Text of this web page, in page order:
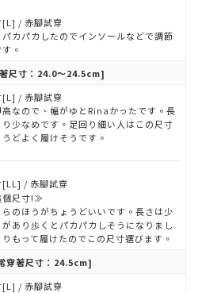
[L] / 赤腳試穿
カパカしたのでインソールなどで調節
。
尺寸：24.0～24.5cm]
[L] / 赤腳試穿
なので、幅がゆとRinaかったです。長
り少なめです。足回り細い人はこの尺寸
どよく履けそうです。
[LL] / 赤腳試穿
尺寸!≫
らのほうがちょうどいいです。長さは少
があり歩くとパカパカしそうになりまし
もって履けたのでこの尺寸選びます。
穿著尺寸：24.5cm]
[L] / 赤腳試穿